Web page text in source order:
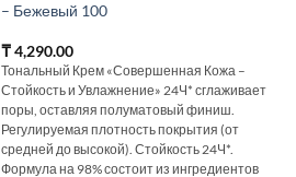
– Бежевый 100
₸4,290.00
Тональный Крем «Совершенная Кожа –
Стойкость и Увлажнение» 24Ч* сглаживает
поры, оставляя полуматовый финиш.
Регулируемая плотность покрытия (от
средней до высокой). Стойкость 24Ч*.
Формула на 98% состоит из ингредиентов